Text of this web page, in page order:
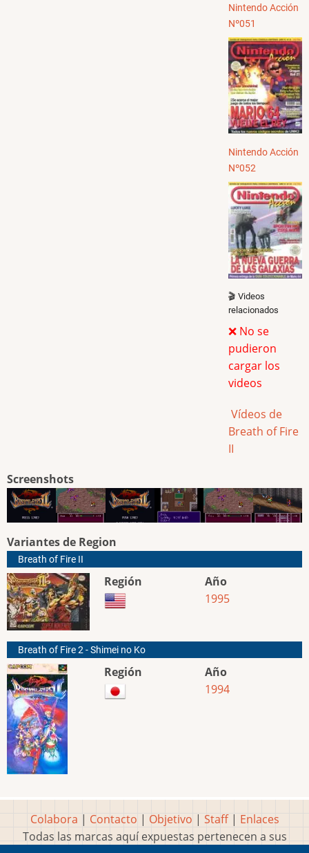
Nintendo Acción
Nº051
Nintendo Acción
Nº052
🎬 Videos
relacionados
❌ No se
pudieron
cargar los
videos
Vídeos de
Breath of Fire
II
Screenshots
Variantes de Region
Breath of Fire II
Región
Año
1995
Breath of Fire 2 - Shimei no Ko
Región
Año
1994
Colabora | Contacto | Objetivo | Staff| Enlaces
Todas las marcas aquí expuestas pertenecen a sus